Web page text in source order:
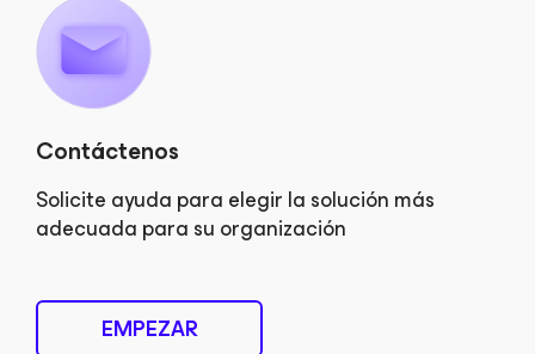
Contáctenos
Solicite ayuda para elegir la solución más
adecuada para su organización
EMPEZAR